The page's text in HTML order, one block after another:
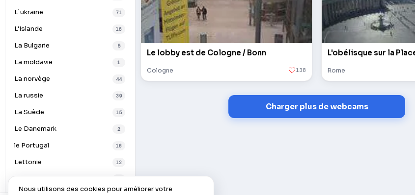
L`ukraine 71
L'Islande 16
La Bulgarie 5
La moldavie 1
La norvège 44
La russie 39
La Suède 15
Le Danemark 2
le Portugal 16
Lettonie 12
Lituanie
Le lobby est de Cologne / Bonn
Cologne 138 Rome
Charger plus de webcams
Nous utilisons des cookies pour améliorer votre